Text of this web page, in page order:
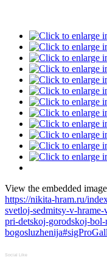
View the embedded
https://nikita-hram.ru/
svetloj-sedmitsy-v-
pri-detskoj-gorodskoj-
Social Like